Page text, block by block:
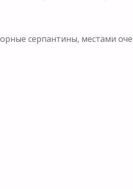
серпантины, местами